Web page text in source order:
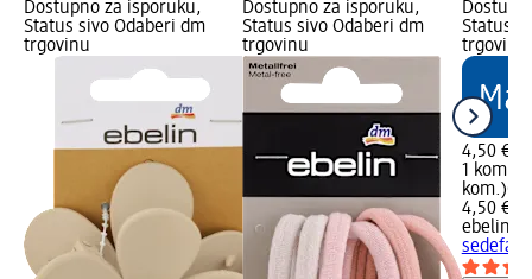
Dostupno za isporuku,
Status sivo Odaberi dm
trgovinu
Dostupno za isporuku,
Status sivo Odaberi dm
trgovinu
Status
trgovinu
4,50 €
1 kom.
kom.)
4,50 €
ebelin